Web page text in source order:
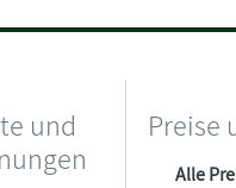
und
Preise
Alle